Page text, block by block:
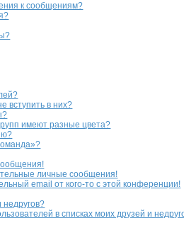
к сообщениям?
вступить в них?
имеют разные цвета?
личные сообщения!
email от кого-то с этой конференции!
недругов?
в списках моих друзей и